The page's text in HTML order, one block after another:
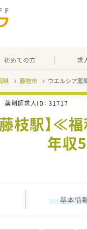
初めての方 求
県 藤枝市 ウエルシア薬
薬剤師求人ID： 31717
藤枝駅】≪
年収
基本情